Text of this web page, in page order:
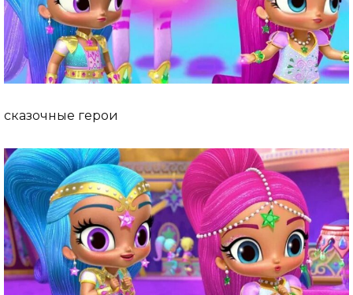
сказочные герои